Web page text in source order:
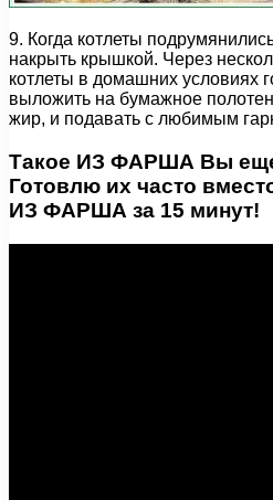
9. Когда котлеты
накрыть крышкой. Через
котлеты в домашних условиях
выложить на бумажное
жир, и подавать с любимым
Такое ИЗ ФАРША Вы еще
Готовлю их часто
ИЗ ФАРША за 15 минут!